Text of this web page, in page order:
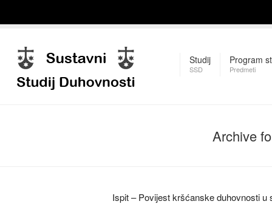
Studij
SSD
Program
Predmeti
Archive
Ispit – Povijest kršćanske duhovnosti u